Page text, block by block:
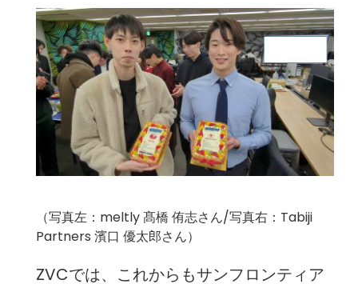
（写真左：meltly 髙橋 侑志さん/写真右：Tabiji
Partners 濱口 優太郎さん）
ZVCでは、これからもサンフロンティア